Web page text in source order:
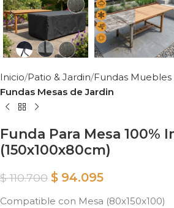
Inicio Patio & Jardin Fundas Muebles
Fundas Mesas de Jardin
Funda Para Mesa 100%
(150x100x80cm)
$110.700 $ 94.095
Compatible con Mesa (80x150x100)